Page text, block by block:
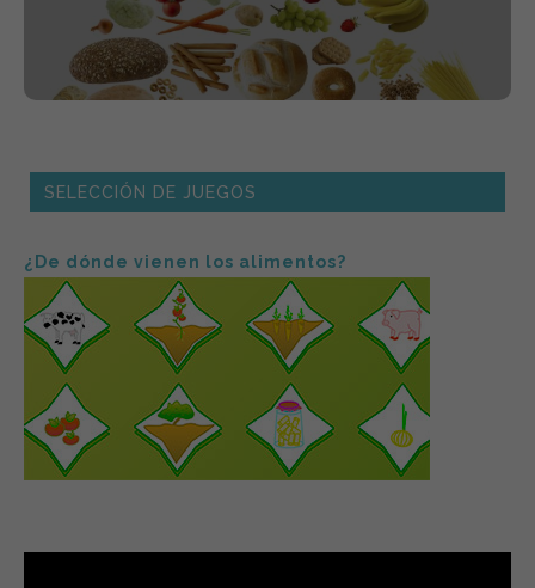
SELECCIÓN DE JUEGOS
¿De dónde vienen los alimentos?